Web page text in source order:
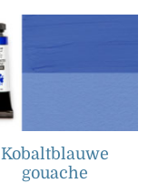
Kobaltblauwe
gouache